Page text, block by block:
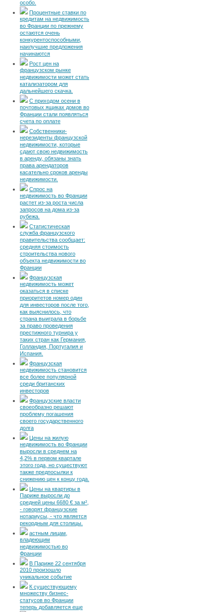
особо.
Процентные ставки по
кредитам на недвижимость
во Франции по прежнему
остаются очень
конкурентоспособными,
наилучшие предложения
начинаются
Рост цен на
французском рынке
недвижимости может стать
катализатором для
дальнейшего скачка.
С приходом осени в
почтовых ящиках домов во
Франции стали появляться
счета по оплате
Собственники-
нерезиденты французской
недвижимости, которые
сдают свою недвижимость
в аренду, обязаны знать
права арендаторов
касательно сроков аренды
недвижимости.
Спрос на
недвижимость во Франции
растет из-за роста числа
запросов на дома из-за
рубежа.
Статистическая
служба французского
правительства сообщает:
средняя стоимость
строительства нового
объекта недвижимости во
Франции
Французская
недвижимость может
оказаться в списке
приоритетов номер один
для инвесторов после того,
как выяснилось, что
страна выиграла в борьбе
за право проведения
престижного турнира у
таких стран как Германия,
Голландия, Португалия и
Испания.
Французская
недвижимость становится
все более популярной
среди британских
инвесторов
Французские власти
своеобразно решают
проблему погашения
своего государственного
долга
Цены на жилую
недвижимость во Франции
выросли в среднем на
4,2% в первом квартале
этого года, но существуют
также предпосылки к
снижению цен к концу года.
Цены на квартиры в
Париже выросли до
средней цены 6680 € за м²,
- говорят французские
нотариусы, - что является
рекордным для столицы.
астным лицам,
владеющим
недвижимостью во
Франции
В Париже 22 сентября
2010 произошло
уникальное событие
К существующему
множеству бизнес-
статусов во Франции
теперь добавляется еще